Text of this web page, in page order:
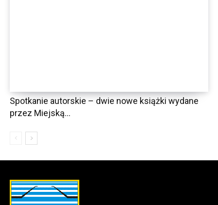
Spotkanie autorskie – dwie nowe książki wydane
przez Miejską...